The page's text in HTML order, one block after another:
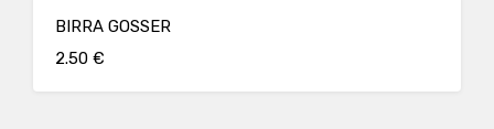
BIRRA GOSSER
2.50 €